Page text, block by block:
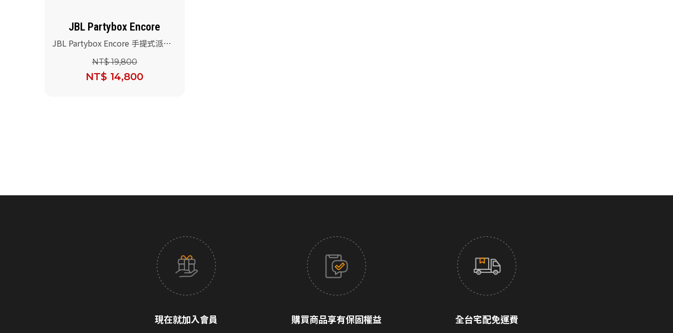
JBL Partybox Encore
JBL Partybox Encore 手提式派對
藍牙喇叭(專用提袋)
NT$ 19,800
NT$ 14,800
現在就加入會員 購買商品享有保固權益 全台宅配免運費